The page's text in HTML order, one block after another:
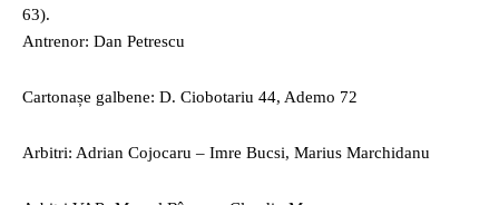
63).
Antrenor: Dan Petrescu
Cartonașe galbene: D. Ciobotariu 44, Ademo 72
Arbitri: Adrian Cojocaru – Imre Bucsi, Marius Marchidanu